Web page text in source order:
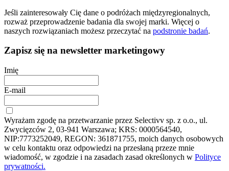
Jeśli zainteresowały Cię dane o podróżach międzyregionalnych,
rozważ przeprowadzenie badania dla swojej marki. Więcej o
naszych rozwiązaniach możesz przeczytać na podstronie badań.
Zapisz się na newsletter marketingowy
Imię
E-mail
Wyrażam zgodę na przetwarzanie przez Selectivv sp. z o.o., ul.
Zwycięzców 2, 03-941 Warszawa; KRS: 0000564540,
NIP:7773252049, REGON: 361871755, moich danych osobowych
w celu kontaktu oraz odpowiedzi na przesłaną przeze mnie
wiadomość, w zgodzie i na zasadach zasad określonych w Polityce
prywatności.